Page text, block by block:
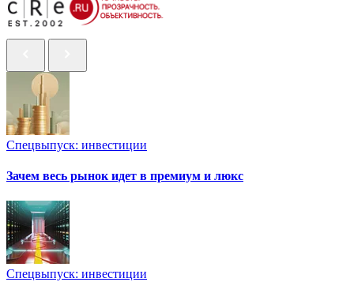
Спецвыпуск: инвестиции
Зачем весь рынок идет в премиум и люкс
Спецвыпуск: инвестиции